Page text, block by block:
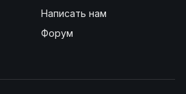
Написать нам
Форум